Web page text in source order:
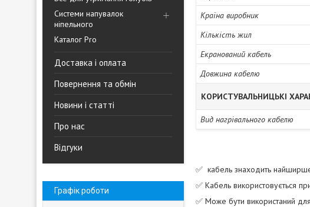
Системи напувалок
ніпельного
Каталог Pro
Доставка і оплата
Повернення та обмін
Новини і статті
Про нас
Відгуки
Графік роботи
Країна виробник
Кількість жил
Екранований кабель
Довжина кабелю
КОРИСТУВАЛЬНИЦЬКІ
Вид нагрівального кабелю
✅ кабель знаходить найширше
✅ Кабель використовується
✅ Може бути використаний для